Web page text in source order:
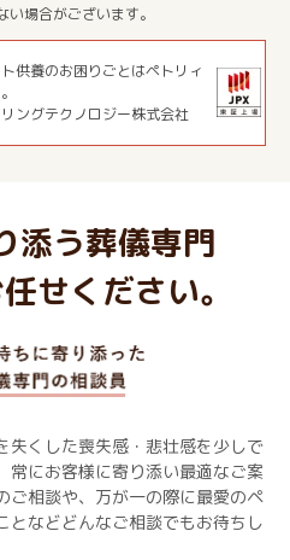
場合がございます。
供養のお困りごとはペトリィ
ングテクノロジー株式会社
添う葬儀専門
せください。
失くした喪失感・悲壮感を少しで
常にお客様に寄り添い最適なご案
ご相談や、万が一の際に最愛のペ
となどどんなご相談でもお待ちし